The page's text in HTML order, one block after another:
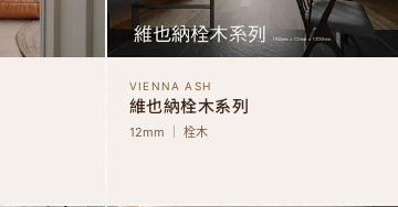
VIENNA ASH
維也納栓木系列
12mm ｜ 栓木